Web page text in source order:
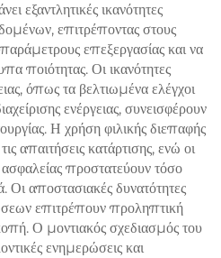
εξαντλητικές ικανότητες
επιτρέποντας στους
επεξεργασίας και να
ποιότητας. Οι ικανότητες
όπως τα βελτιωμένα ελέγχοι
ενέργειας, συνεισφέρουν
Η χρήση φιλικής διεπαφής
απαιτήσεις κατάρτισης, ενώ οι
προστατεύουν τόσο
Οι αποστασιακές δυνατότητες
επιτρέπουν προληπτική
Ο μοντιακός σχεδιασμός του
ενημερώσεις και